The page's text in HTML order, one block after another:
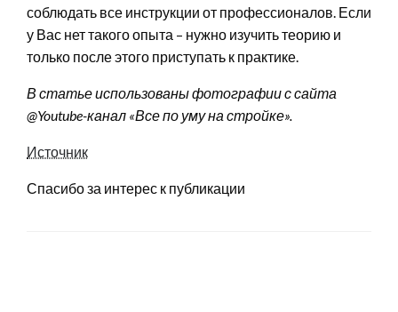
соблюдать все инструкции от профессионалов. Если
у Вас нет такого опыта – нужно изучить теорию и
только после этого приступать к практике.
В статье использованы фотографии с сайта
@Youtube-канал «Все по уму на стройке»
Источник
Спасибо за интерес к публикации